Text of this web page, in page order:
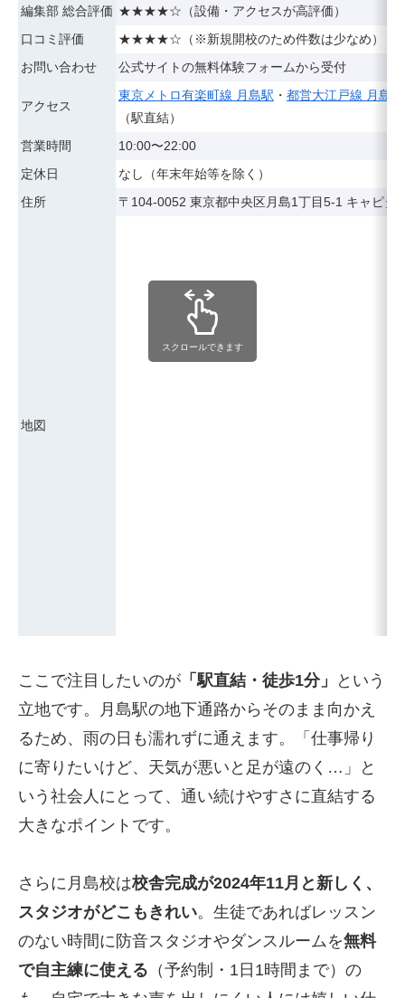
編集部 総合評価 ★★★★☆（設備・アクセスが高評価）
口コミ評価
★★★★☆（※新規開校のため件数は少なめ）
お問い合わせ
公式サイトの無料体験フォームから受付
アクセス
東京メトロ有楽町線 月島駅 ・ 都営大江戸線 月島駅
（駅直結）
営業時間
10:00〜22:00
定休日
なし（年末年始等を除く）
住所
〒104-0052 東京都中央区月島1丁目5-1 キャピタ
地図
スクロールできます
ここで注目したいのが 「駅直結・徒歩1分」
という
立地です。月島駅の地下通路からそのまま向かえ
るため、雨の日も濡れずに通えます。「仕事帰り
に寄りたいけど、天気が悪いと足が遠のく…」と
いう社会人にとって、通い続けやすさに直結する
大きなポイントです。
さらに月島校は校舎完成が2024年11月と新しく、
スタジオがどこもきれい。生徒であればレッスン
のない時間に防音スタジオやダンスルームを無料
で自主練に使える （予約制・1日1時間まで）の